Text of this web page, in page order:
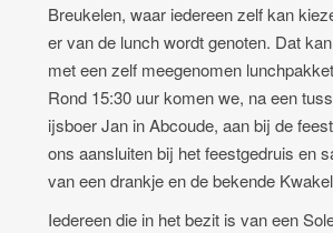
Breukelen, waar iedereen zelf kan
er van de lunch wordt genoten. Dat
met een zelf meegenomen
Rond 15:30 uur komen we, na een
ijsboer Jan in Abcoude, aan bij de
ons aansluiten bij het feestgedruis en
van een drankje en de bekende
Iedereen die in het bezit is van een